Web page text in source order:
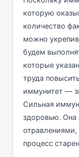
которую
количество
можно
будем
которые
труда
иммунитет —
Сильная
здоровью.
отравлениями,
процесс